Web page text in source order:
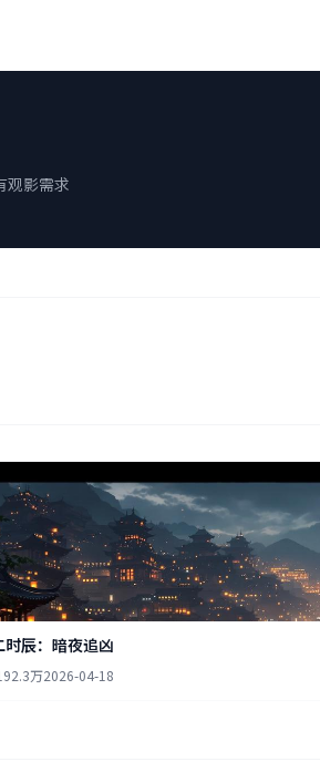
观影需求
时辰：暗夜追凶
万2026-04-18